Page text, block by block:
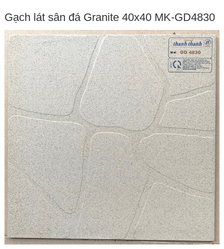
Gạch lát sân đá Granite 40x40 MK-GD4830